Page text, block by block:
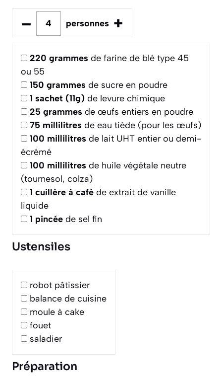
– personnes +
220 grammes de farine de blé type 45
ou 55
150 grammes de sucre en poudre
1 sachet (11g) de levure chimique
25 grammes de œufs entiers en poudre
75 millilitres de eau tiède (pour les œufs)
100 millilitres de lait UHT entier ou demi-
écrémé
100 millilitres de huile végétale neutre
(tournesol, colza)
1 cuillère à café de extrait de vanille
liquide
1 pincée de sel fin
Ustensiles
robot pâtissier
balance de cuisine
moule à cake
fouet
saladier
Préparation